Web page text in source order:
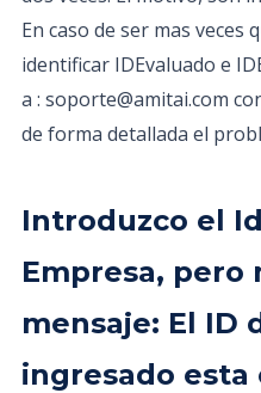
En caso de ser mas
identificar IDEvaluado e
a : soporte@amitai.com
de forma detallada el
Introduzco el
Empresa, pero
mensaje: El ID
ingresado esta